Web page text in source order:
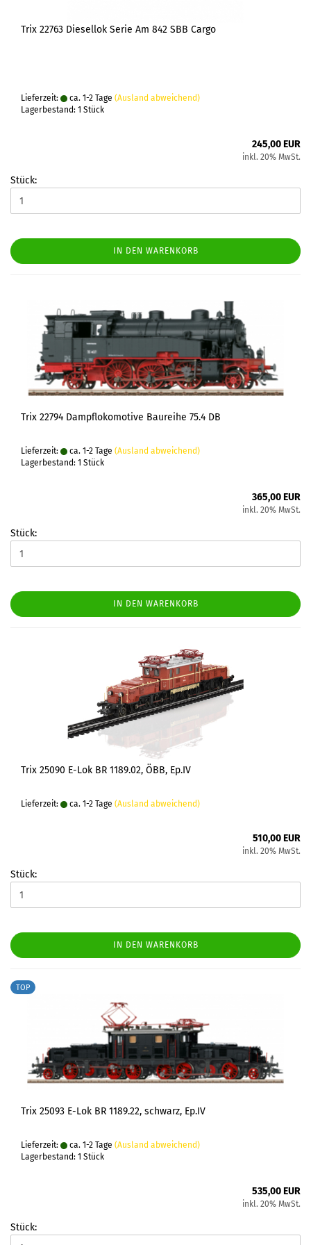
Trix 22763 Diesellok Serie Am 842 SBB Cargo
Lieferzeit: ca. 1-2 Tage (Ausland abweichend)
Lagerbestand: 1 Stück
245,00 EUR
inkl. 20% MwSt.
Stück:
IN DEN WARENKORB
Trix 22794 Dampflokomotive Baureihe 75.4 DB
Lieferzeit: ca. 1-2 Tage (Ausland abweichend)
Lagerbestand: 1 Stück
365,00 EUR
inkl. 20% MwSt.
Stück:
IN DEN WARENKORB
Trix 25090 E-Lok BR 1189.02, ÖBB, Ep.IV
Lieferzeit: ca. 1-2 Tage (Ausland abweichend)
510,00 EUR
inkl. 20% MwSt.
Stück:
IN DEN WARENKORB
TOP
Trix 25093 E-Lok BR 1189.22, schwarz, Ep.IV
Lieferzeit: ca. 1-2 Tage (Ausland abweichend)
Lagerbestand: 1 Stück
535,00 EUR
inkl. 20% MwSt.
Stück: